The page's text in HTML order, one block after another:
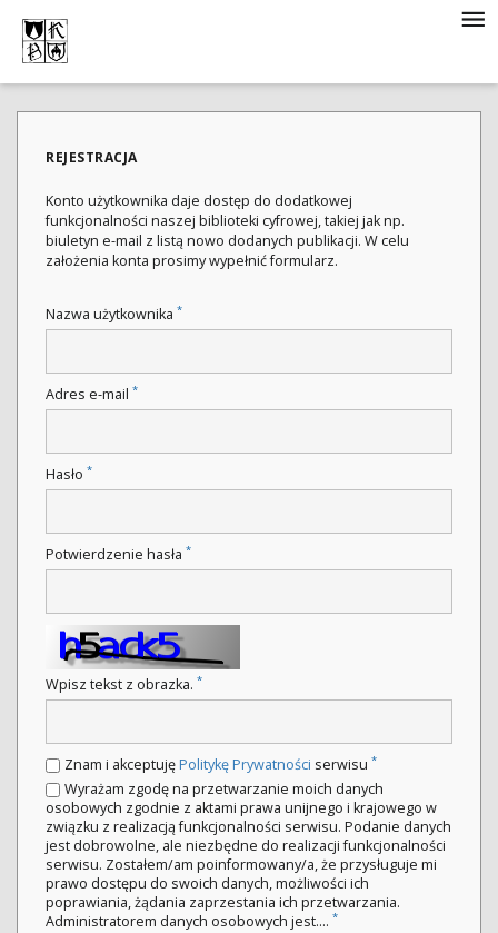
REJESTRACJA
Konto użytkownika daje dostęp do dodatkowej
funkcjonalności naszej biblioteki cyfrowej, takiej jak np.
biuletyn e-mail z listą nowo dodanych publikacji. W celu
założenia konta prosimy wypełnić formularz.
Nazwa użytkownika *
Adres e-mail *
Hasło *
Potwierdzenie hasła *
Wpisz tekst z obrazka. *
Znam i akceptujęPolitykę Prywatności serwisu *
Wyrażam zgodę na przetwarzanie moich danych
osobowych zgodnie z aktami prawa unijnego i krajowego w
związku z realizacją funkcjonalności serwisu. Podanie danych
jest dobrowolne, ale niezbędne do realizacji funkcjonalności
serwisu. Zostałem/am poinformowany/a, że przysługuje mi
prawo dostępu do swoich danych, możliwości ich
poprawiania, żądania zaprzestania ich przetwarzania.
Administratorem danych osobowych jest.... *